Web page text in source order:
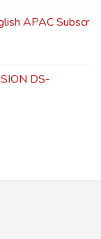
APAC Subscr
DS-